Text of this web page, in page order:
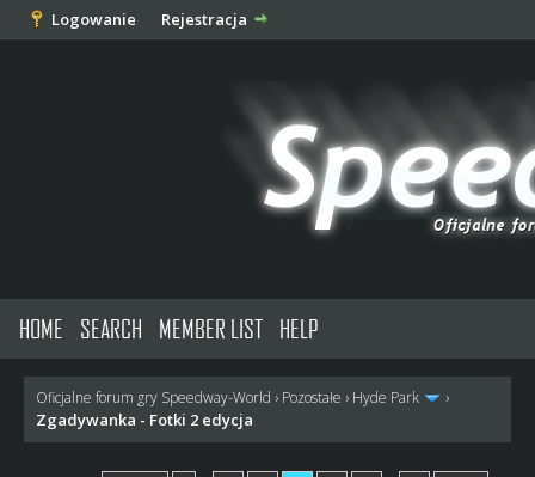
Logowanie Rejestracja
HOME SEARCH MEMBER LIST HELP
Oficjalne forum gry Speedway-World › Pozostałe › Hyde Park ›
Zgadywanka - Fotki 2 edycja